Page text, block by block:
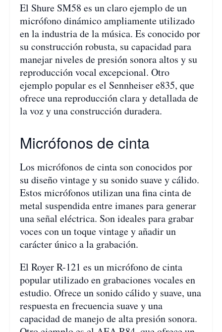
El Shure SM58 es un claro ejemplo de un
micrófono dinámico ampliamente utilizado
en la industria de la música. Es conocido por
su construcción robusta, su capacidad para
manejar niveles de presión sonora altos y su
reproducción vocal excepcional. Otro
ejemplo popular es el Sennheiser e835, que
ofrece una reproducción clara y detallada de
la voz y una construcción duradera.
Micrófonos de cinta
Los micrófonos de cinta son conocidos por
su diseño vintage y su sonido suave y cálido.
Estos micrófonos utilizan una fina cinta de
metal suspendida entre imanes para generar
una señal eléctrica. Son ideales para grabar
voces con un toque vintage y añadir un
carácter único a la grabación.
El Royer R-121 es un micrófono de cinta
popular utilizado en grabaciones vocales en
estudio. Ofrece un sonido cálido y suave, una
respuesta en frecuencia suave y una
capacidad de manejo de alta presión sonora.